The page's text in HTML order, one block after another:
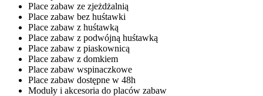
Place zabaw ze zjeżdżalnią
Place zabaw bez huśtawki
Place zabaw z huśtawką
Place zabaw z podwójną huśtawką
Place zabaw z piaskownicą
Place zabaw z domkiem
Place zabaw wspinaczkowe
Place zabaw dostępne w 48h
Moduły i akcesoria do placów zabaw